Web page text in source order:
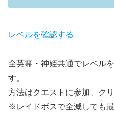
レベルを確認する
全英霊・神姫共通でレベル
す。
方法はクエストに参加、ク
※レイドボスで全滅しても